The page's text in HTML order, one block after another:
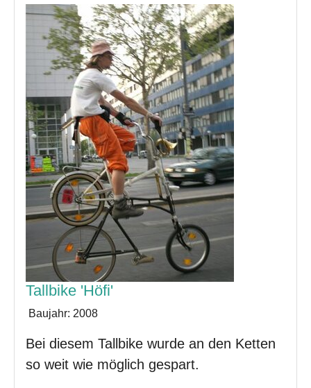
Tallbike 'Höfi'
Baujahr: 2008
Bei diesem Tallbike wurde an den Ketten
so weit wie möglich gespart.